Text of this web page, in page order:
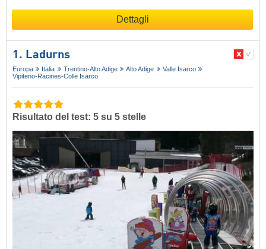
Dettagli
1. Ladurns
Europa Italia Trentino-Alto Adige Alto Adige
Valle Isarco
Vipiteno-Racines-Colle Isarco
Risultato del test: 5 su 5 stelle